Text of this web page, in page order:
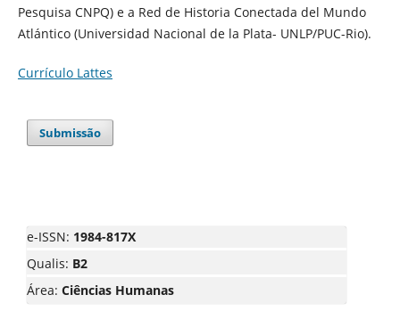
Pesquisa CNPQ) e a Red de Historia Conectada del Mundo
Atlántico (Universidad Nacional de la Plata- UNLP/PUC-Rio).
Currículo Lattes
Submissão
e-ISSN: 1984-817X
Qualis: B2
Área: Ciências Humanas